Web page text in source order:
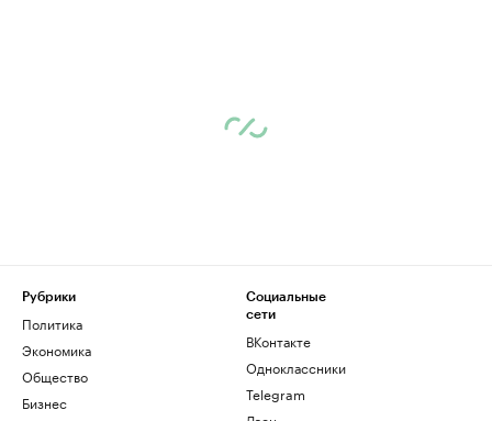
Рубрики
Политика
Экономика
Общество
Бизнес
Социальные
сети
ВКонтакте
Одноклассники
Telegram